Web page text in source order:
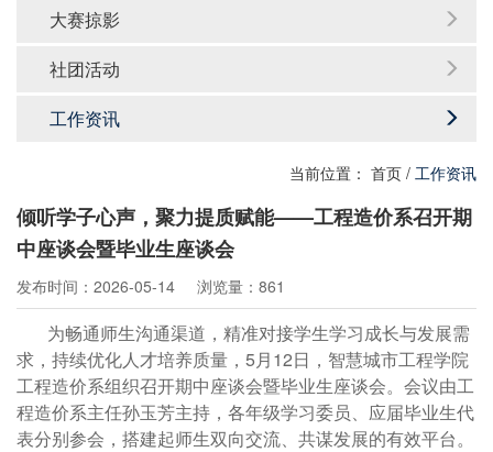
大赛掠影
社团活动
工作资讯
当前位置： 首页 / 工作资讯
倾听学子心声，聚力提质赋能——工程造价系召开期
中座谈会暨毕业生座谈会
发布时间：2026-05-14 浏览量：861
为畅通师生沟通渠道，精准对接学生学习成长与发展需
求，持续优化人才培养质量，5月12日，智慧城市工程学院
工程造价系组织召开期中座谈会暨毕业生座谈会。会议由工
程造价系主任孙玉芳主持，各年级学习委员、应届毕业生代
表分别参会，搭建起师生双向交流、共谋发展的有效平台。